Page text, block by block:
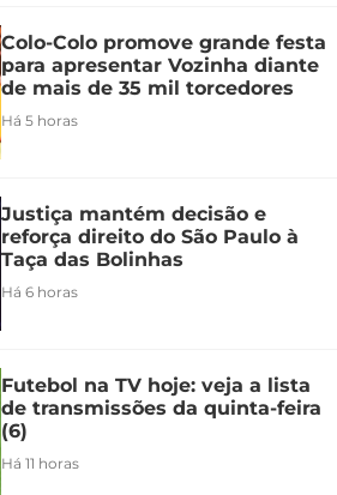
Colo-Colo promove grande festa
para apresentar Vozinha diante
de mais de 35 mil torcedores
Há 5 horas
Justiça mantém decisão e
reforça direito do São Paulo à
Taça das Bolinhas
Há 6 horas
Futebol na TV hoje: veja a lista
de transmissões da quinta-feira
(6)
Há 11 horas